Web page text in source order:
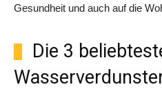
Gesundheit und auch auf die
Die 3